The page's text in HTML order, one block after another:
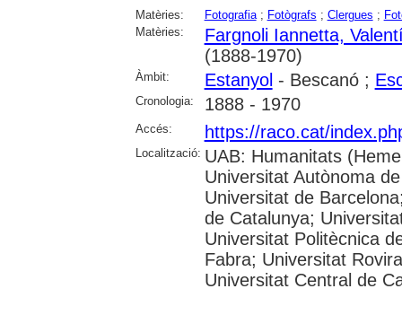
Matèries: Fotografia; Fotògrafs ; Clergues ;
Matèries:
Fargnoli Iannetta,
(1888-1970)
Àmbit: Estanyol- Bescanó ;
Cronologia: 1888 - 1970
Accés: https://raco.cat/
Localització: UAB: Humanitats
Universitat Autònoma
Universitat de
de Catalunya;
Universitat Politècnica
Fabra; Universitat
Universitat Central de